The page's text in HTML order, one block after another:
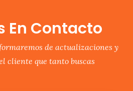
En Contacto
de actualizaciones y
cliente que tanto buscas